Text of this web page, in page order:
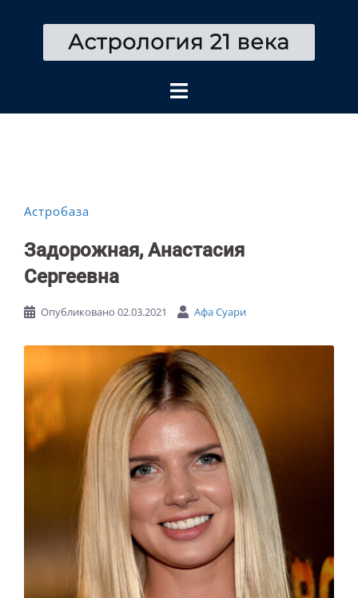
содержимому
Астробаза
Задорожная, Анастасия
Сергеевна
Опубликовано 02.03.2021 Афа Суари